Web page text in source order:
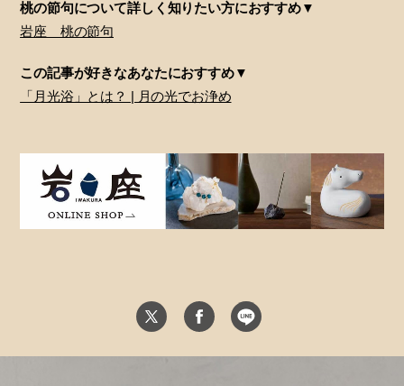
桃の節句について詳しく知りたい方におすすめ▼
岩座 桃の節句
この記事が好きなあなたにおすすめ▼
「月光浴」とは？ | 月の光でお浄め